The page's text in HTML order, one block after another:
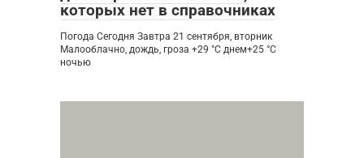
которых нет в справочниках
Погода Сегодня Завтра 21 сентября, вторник
Малооблачно, дождь, гроза +29 °С днем+25 °С
ночью